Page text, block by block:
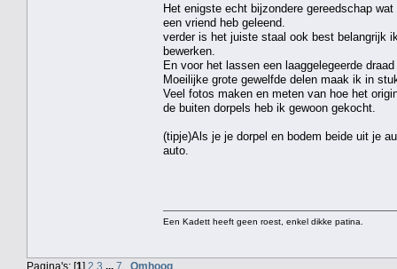
Het enigste echt bijzondere gereedschap
een vriend heb geleend.
verder is het juiste staal ook best belangrijk
bewerken.
En voor het lassen een laaggelegeerde
Moeilijke grote gewelfde delen maak ik in
Veel fotos maken en meten van hoe het
de buiten dorpels heb ik gewoon gekocht.
(tipje)Als je je dorpel en bodem beide uit je
auto.
Een Kadett heeft geen roest, enkel dikke patina.
Pagina's: [1] 2 3 ... 7 Omhoog